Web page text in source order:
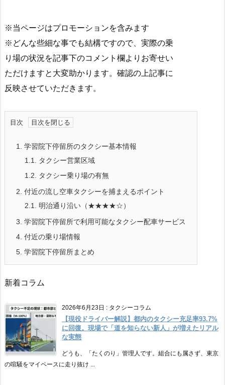
※当ページはプロモーションを含みます
※どんな些細な事でも結構ですので、実際の乗
り場の状況を記事下のコメント欄よりお寄せい
ただけますと大変助かります。確認の上記事に
反映させていただきます。
目次
1.
学習院下停留所のタクシー基本情報
1.1.
タクシー営業区域
1.2.
タクシー乗り場の有無
2. 付近の流し空車タクシーを捕まえるポイント
2.1.
明治通り沿い（★★★★☆）
3. 学習院下停留所で利用可能なタクシー配車サービス
4. 付近の乗り場情報
5. 学習院下停留所まとめ
新着コラム
2026年6月23日 : タクシーコラム
【現役ドライバー解説】都内のタクシー充足率93.7%
に回復。現場で「道を知らない新人」が増えたリアル
な実態
どうも、「たくのり」管理人です。組合にも属さず、東京
の喧騒をマイペースに走り抜け ...